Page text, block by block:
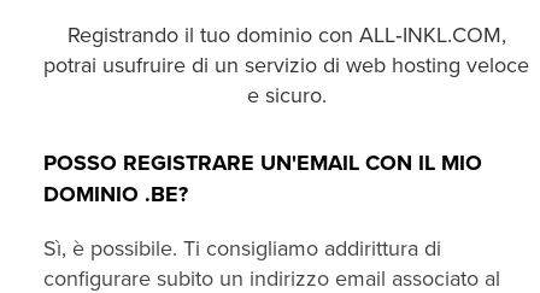
Registrando il tuo dominio con ALL‑INKL.COM,
potrai usufruire di un servizio di web hosting veloce
e sicuro.
POSSO REGISTRARE UN'EMAIL CON IL MIO
DOMINIO .BE?
Sì, è possibile. Ti consigliamo addirittura di
configurare subito un indirizzo email associato al